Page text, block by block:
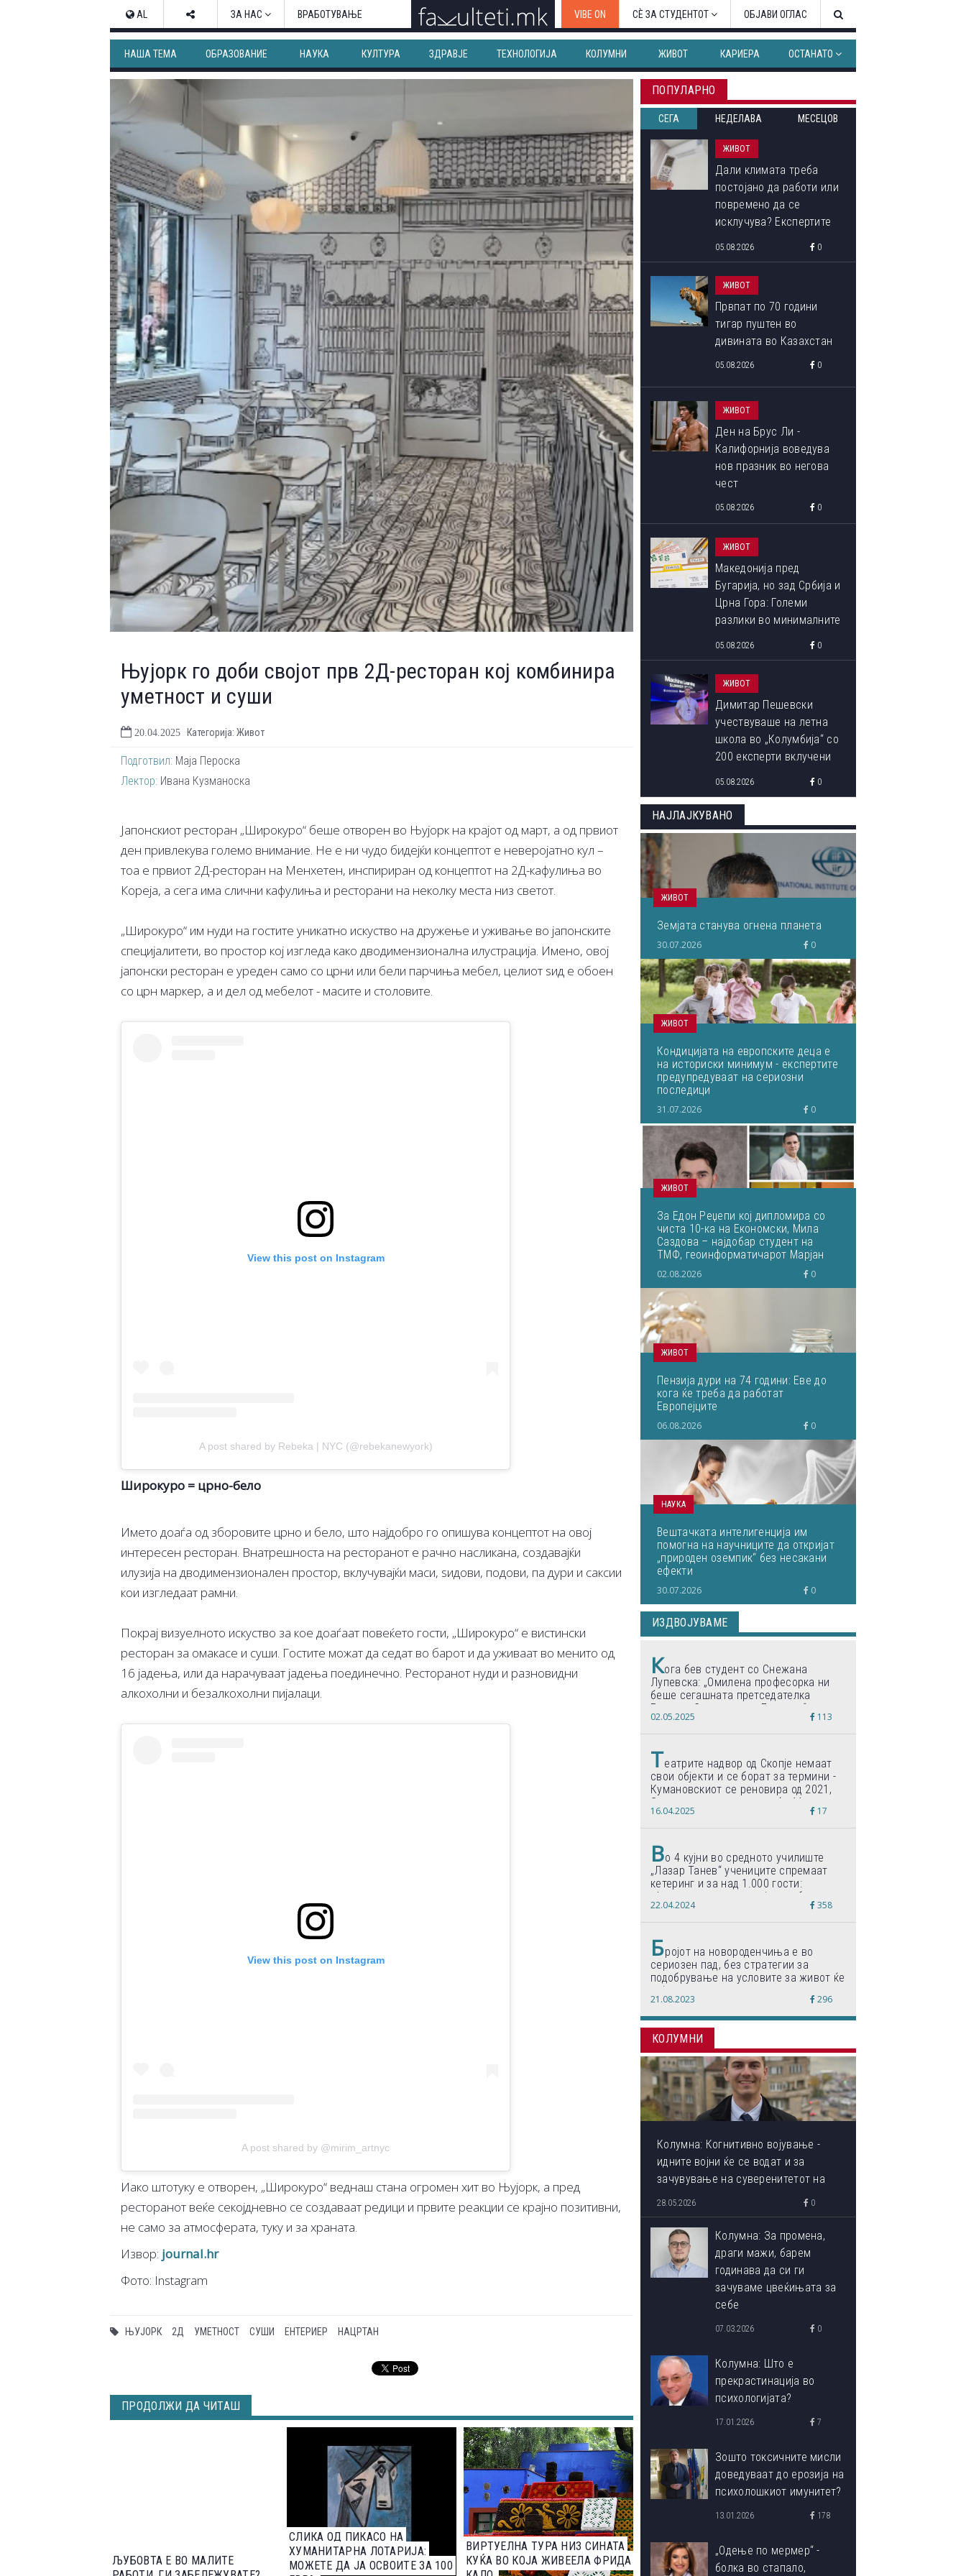
AL ЗА НАС ВРАБОТУВАЊЕ VIBE ON СЀ ЗА СТУДЕНТОТ ОБЈАВИ ОГЛАС
НАША ТЕМА ОБРАЗОВАНИЕ НАУКА КУЛТУРА ЗДРАВЈЕ ТЕХНОЛОГИЈА КОЛУМНИ ЖИВОТ КАРИЕРА ОСТАНАТО
Њујорк го доби својот прв 2Д-ресторан кој комбинира
уметност и суши
20.04.2025 Категорија: Живот
Подготвил: Маја Пероска
Лектор: Ивана Кузманоска
Јапонскиот ресторан „Широкуро“ беше отворен во Њујорк на крајот од март, а од првиот
ден привлекува големо внимание. Не е ни чудо бидејќи концептот е неверојатно кул –
тоа е првиот 2Д-ресторан на Менхетен, инспириран од концептот на 2Д-кафулиња во
Кореја, а сега има слични кафулиња и ресторани на неколку места низ светот.
„Широкуро“ им нуди на гостите уникатно искуство на дружење и уживање во јапонските
специјалитети, во простор кој изгледа како дводимензионална илустрација. Имено, овој
јапонски ресторан е уреден само со црни или бели парчиња мебел, целиот ѕид е обоен
со црн маркер, а и дел од мебелот - масите и столовите.
View this post on Instagram
A post shared by Rebeka | NYC (@rebekanewyork)
Широкуро = црно-бело
Името доаѓа од зборовите црно и бело, што најдобро го опишува концептот на овој
интересен ресторан. Внатрешноста на ресторанот е рачно насликана, создавајќи
илузија на дводимензионален простор, вклучувајќи маси, ѕидови, подови, па дури и саксии
кои изгледаат рамни.
Покрај визуелното искуство за кое доаѓаат повеќето гости, „Широкуро“ е вистински
ресторан за омакасе и суши. Гостите можат да седат во барот и да уживаат во менито од
16 јадења, или да нарачуваат јадења поединечно. Ресторанот нуди и разновидни
алкохолни и безалкохолни пијалаци.
View this post on Instagram
A post shared by @mirim_artnyc
Иако штотуку е отворен, „Широкуро“ веднаш стана огромен хит во Њујорк, а пред
ресторанот веќе секојдневно се создаваат редици и првите реакции се крајно позитивни,
не само за атмосферата, туку и за храната.
Извор: journal.hr
Фото: Instagram
ЊУЈОРК 2Д УМЕТНОСТ СУШИ ЕНТЕРИЕР НАЦРТАН
ПРОДОЛЖИ ДА ЧИТАШ
ЉУБОВТА Е ВО МАЛИТЕ
СЛИКА ОД ПИКАСО НА
ХУМАНИТАРНА ЛОТАРИЈА:
МОЖЕТЕ ДА ЈА ОСВОИТЕ ЗА 100
ВИРТУЕЛНА ТУРА НИЗ СИНАТА
КУЌА ВО КОЈА ЖИВЕЕЛА ФРИДА
ПОПУЛАРНО
СЕГА НЕДЕЛАВА МЕСЕЦОВ
ЖИВОТ
Дали климата треба
постојано да работи или
повремено да се
исклучува? Експертите
троши помалку струја
05.08.2026 0
ЖИВОТ
Првпат по 70 години
тигар пуштен во
дивината во Казахстан
05.08.2026 0
ЖИВОТ
Ден на Брус Ли -
Калифорнија воведува
нов празник во негова
чест
05.08.2026 0
ЖИВОТ
Македонија пред
Бугарија, но зад Србија и
Црна Гора: Големи
разлики во минималните
05.08.2026 0
ЖИВОТ
Димитар Пешевски
учествуваше на летна
школа во „Колумбија“ со
200 експерти вклучени
„Знаењето од водечките
светски ВИ-истражувачи
ќе им го пренесам на
05.08.2026 0
НАЈЛАЈКУВАНО
ЖИВОТ
Земјата станува огнена планета
30.07.2026 0
ЖИВОТ
Кондицијата на европските деца е
на историски минимум - експертите
предупредуваат на сериозни
последици
31.07.2026 0
ЖИВОТ
За Едон Реџепи кој дипломира со
чиста 10-ка на Економски, Мила
Саздова – најдобар студент на
ТМФ, геоинформатичарот Марјан
Здравковски... Што пишувавме
неделава
02.08.2026 0
ЖИВОТ
Пензија дури на 74 години: Еве до
кога ќе треба да работат
Европејците
06.08.2026 0
НАУКА
Вештачката интелигенција им
помогна на научниците да откријат
„природен оземпик“ без несакани
ефекти
30.07.2026 0
ИЗДВОЈУВАМЕ
Кога бев студент со Снежана
Лупевска: „Омилена професорка ни
беше сегашната претседателка
Гордана Сиљановска-Давкова“
02.05.2025 113
Театрите надвор од Скопје немаат
свои објекти и се борат за термини -
Кумановскиот се реновира од 2021,
Струмичкиот се гради веќе 11 години
16.04.2025 17
Во 4 кујни во средното училиште
„Лазар Танев“ учениците спремаат
кетеринг и за над 1.000 гости:
„Формиравме компанија и работиме
по светски стандарди“
22.04.2024 358
Бројот на новороденчиња е во
сериозен пад, без стратегии за
подобрување на условите за живот ќе
дојде до затворање на училишта,
предупредуваат експертите
21.08.2023 296
КОЛУМНИ
Колумна: Когнитивно војување -
идните војни ќе се водат и за
зачувување на суверенитетот на
сопствениот ум
28.05.2026 0
Колумна: За промена,
драги мажи, барем
годинава да си ги
зачуваме цвеќињата за
себе
07.03.2026 0
Колумна: Што е
прекрастинација во
психологијата?
17.01.2026 7
Зошто токсичните мисли
доведуваат до ерозија на
психолошкиот имунитет?
13.01.2026 178
„Одење по мермер“ -
болка во стапало,